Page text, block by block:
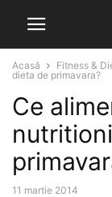
Acasă Fitness &
dieta de primavara?
Ce
11 martie 2014